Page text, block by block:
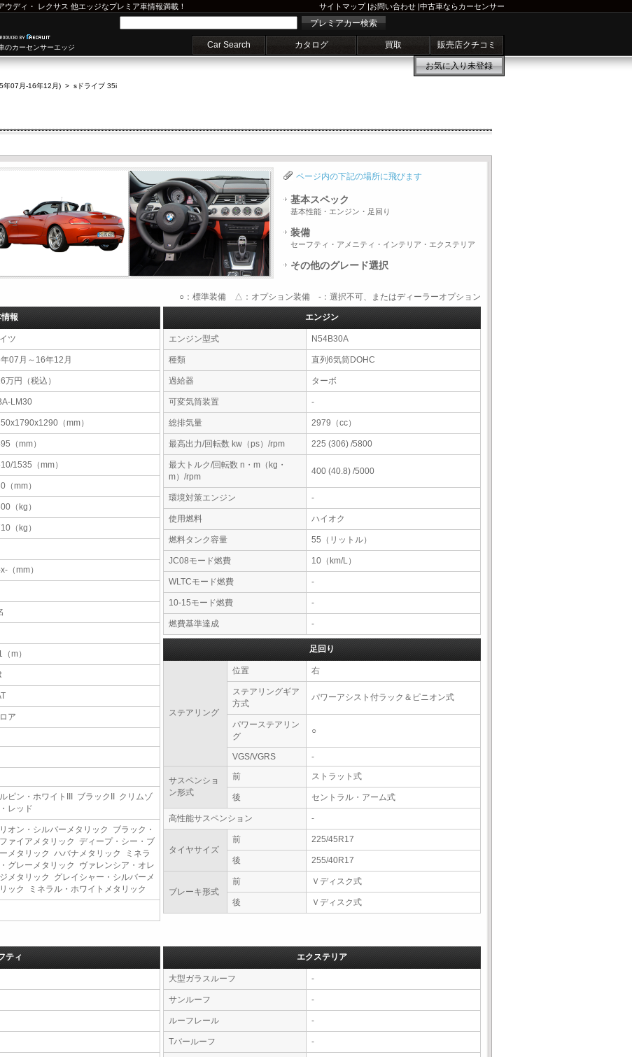
ウディ ・ レクサス 他エッジなプレミア車情報満載！ サイトマップ|お問い合わせ |中古車ならカーセンサー
のカーセンサーエッジ
プレミアカー検索
Car Search カタログ 買取 販売店クチコミ
お気に入り未登録
年07月-16年12月) > sドライブ 35i
ページ内の下記の場所に飛びます
基本スペック
基本性能・エンジン・足回り
装備
セーフティ・アメニティ・インテリア・エクステリア
その他のグレード選択
○：標準装備 △：オプション装備 -：選択不可、またはディーラーオプション
報
ツ
07月～16年12月
万円（税込）
LM30
（mm）
（mm）
1535（mm）
（mm）
（kg）
（kg）
（mm）
m）
ア
ピン・ホワイトIII ブラックII クリムゾ
レッド
オン・シルバーメタリック ブラック・
ァイアメタリック ディープ・シー・ブ
メタリック ハバナメタリック ミネラ
グレーメタリック ヴァレンシア・オレ
メタリック グレイシャー・シルバーメ
ック ミネラル・ホワイトメタリック
エンジン
エンジン型式 N54B30A
種類 直列6気筒DOHC
過給器 ターボ
可変気筒装置 -
総排気量 2979（cc）
最高出力/回転数 kw（ps）/rpm 225 (306) /5800
最大トルク/回転数 n・m（kg・
m）/rpm
400 (40.8) /5000
環境対策エンジン -
使用燃料 ハイオク
燃料タンク容量 55（リットル）
JC08モード燃費 10（km/L）
WLTCモード燃費 -
10-15モード燃費 -
燃費基準達成 -
足回り
ステアリング
位置 右
ステアリングギア
方式
パワーアシスト付ラック＆ピニオン式
パワーステアリン
グ
○
VGS/VGRS -
サスペンショ
ン形式
前 ストラット式
後 セントラル・アーム式
高性能サスペンション -
タイヤサイズ
前 225/45R17
後 255/40R17
ブレーキ形式
前 Ｖディスク式
後 Ｖディスク式
ティ エクステリア
大型ガラスルーフ -
サンルーフ -
ルーフレール -
Tバールーフ -